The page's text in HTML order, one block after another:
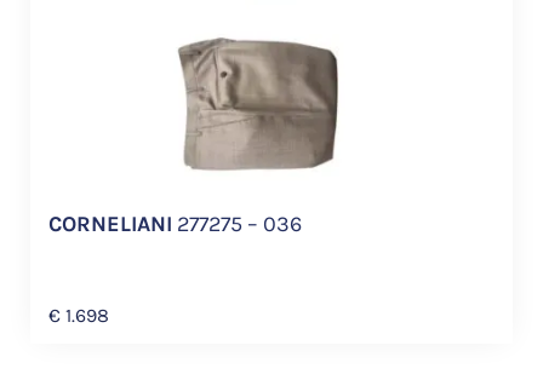
CORNELIANI 277275 – 036
€ 1.698